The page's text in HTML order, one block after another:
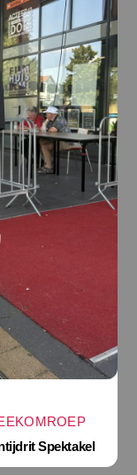
Spektakel